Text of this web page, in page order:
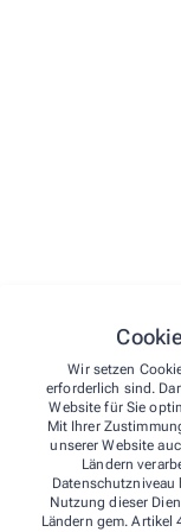
Wir setzen
erforderlich sind.
Website für Sie
Mit Ihrer
unserer Website
Ländern
Nutzung dieser
Ländern gem. Artikel
Die Jansen
in Arnsberg,
Werler Straße 18a
02938 2111
02938 3111